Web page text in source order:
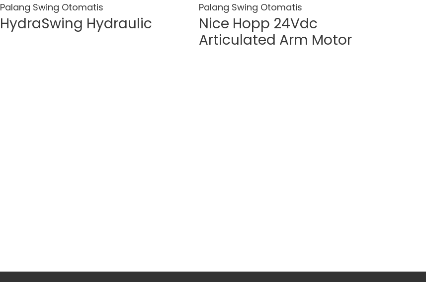
Palang Swing Otomatis
HydraSwing Hydraulic
Palang Swing Otomatis
Nice Hopp 24Vdc
Articulated Arm Motor